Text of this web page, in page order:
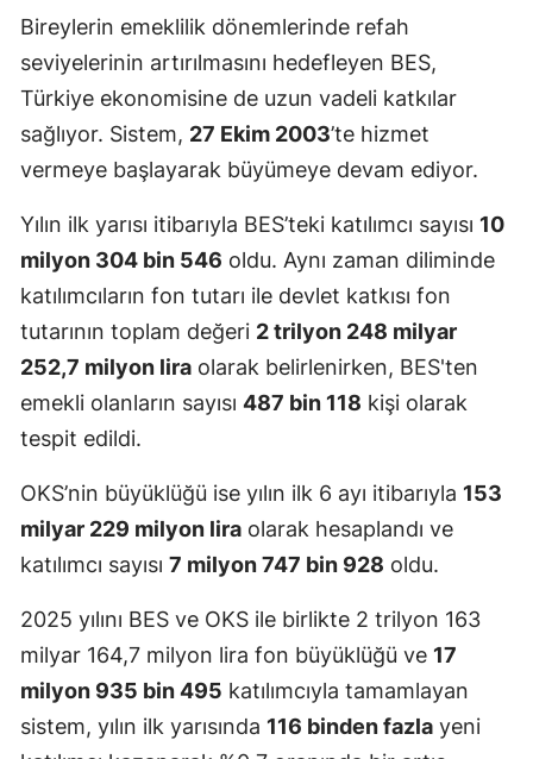
Bireylerin emeklilik dönemlerinde refah
seviyelerinin artırılmasını hedefleyen BES,
Türkiye ekonomisine de uzun vadeli katkılar
sağlıyor. Sistem, 27 Ekim 2003’te hizmet
vermeye başlayarak büyümeye devam ediyor.
Yılın ilk yarısı itibarıyla BES’teki katılımcı sayısı 10
milyon 304 bin 546 oldu. Aynı zaman diliminde
katılımcıların fon tutarı ile devlet katkısı fon
tutarının toplam değeri 2 trilyon 248 milyar
252,7 milyon lira olarak belirlenirken, BES'ten
emekli olanların sayısı 487 bin 118 kişi olarak
tespit edildi.
OKS’nin büyüklüğü ise yılın ilk 6 ayı itibarıyla 153
milyar 229 milyon lira olarak hesaplandı ve
katılımcı sayısı 7 milyon 747 bin 928 oldu.
2025 yılını BES ve OKS ile birlikte 2 trilyon 163
milyar 164,7 milyon lira fon büyüklüğü ve 17
milyon 935 bin 495 katılımcıyla tamamlayan
sistem, yılın ilk yarısında 116 binden fazla yeni